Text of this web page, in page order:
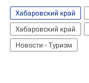
Хабаровский край
Хабаровский край
Новости - Туризм